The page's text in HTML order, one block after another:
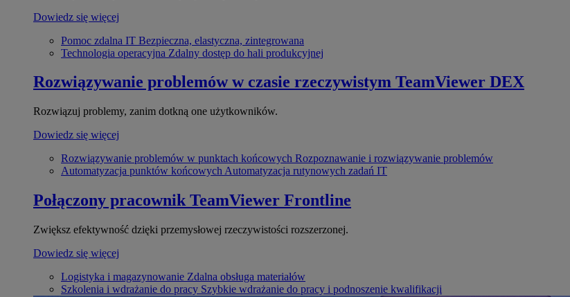
Dowiedz się więcej
Pomoc zdalna IT Bezpieczna, elastyczna, zintegrowana
Technologia operacyjna Zdalny dostęp do hali produkcyjnej
Rozwiązywanie problemów w czasie rzeczywistym TeamViewer DEX
Rozwiązuj problemy, zanim dotkną one użytkowników.
Dowiedz się więcej
Rozwiązywanie problemów w punktach końcowych Rozpoznawanie i rozwiązywanie problemów
Automatyzacja punktów końcowych Automatyzacja rutynowych zadań IT
Połączony pracownik TeamViewer Frontline
Zwiększ efektywność dzięki przemysłowej rzeczywistości rozszerzonej.
Dowiedz się więcej
Logistyka i magazynowanie Zdalna obsługa materiałów
Szkolenia i wdrażanie do pracy Szybkie wdrażanie do pracy i podnoszenie kwalifikacji